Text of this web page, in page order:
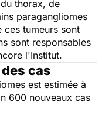
thorax, de
paragangliomes
ces tumeurs sont
sont responsables
l'Institut.
cas
est estimée à
600 nouveaux cas